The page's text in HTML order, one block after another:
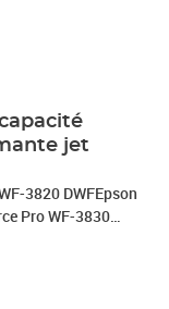
jet
3820 DWFEpson
Pro WF-3830
WorkForce Pro
DTWfEpson